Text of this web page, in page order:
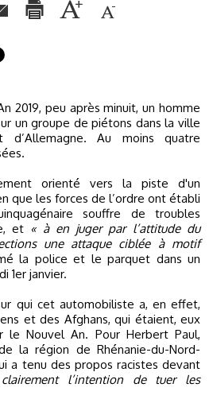
un groupe de piétons dans la ville
Au moins quatre
orienté vers la piste d'un
que les forces de l’ordre ont établi
souffre de troubles
et « à en juger par l’attitude du
une attaque ciblée à motif
la police et le parquet dans un
1er janvier.
qui cet automobiliste a, en effet,
et des Afghans, qui étaient, eux
Nouvel An. Pour Herbert Paul,
la région de Rhénanie-du-Nord-
a tenu des propos racistes devant
l’intention de tuer les